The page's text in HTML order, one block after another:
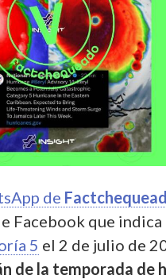
de
Facebook que indica
5 el 2 de julio de
de la temporada de